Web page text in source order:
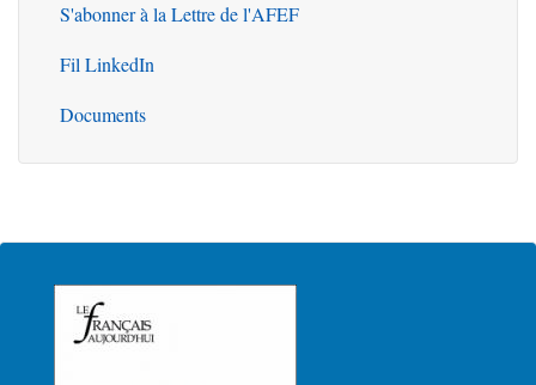
S'abonner à la Lettre de l'AFEF
Fil LinkedIn
Documents